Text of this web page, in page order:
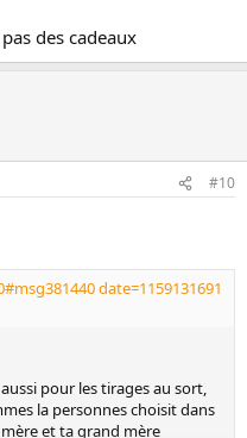
des cadeaux
#10
date=1159131691
pour les tirages au sort,
la personnes choisit dans
et ta grand mère